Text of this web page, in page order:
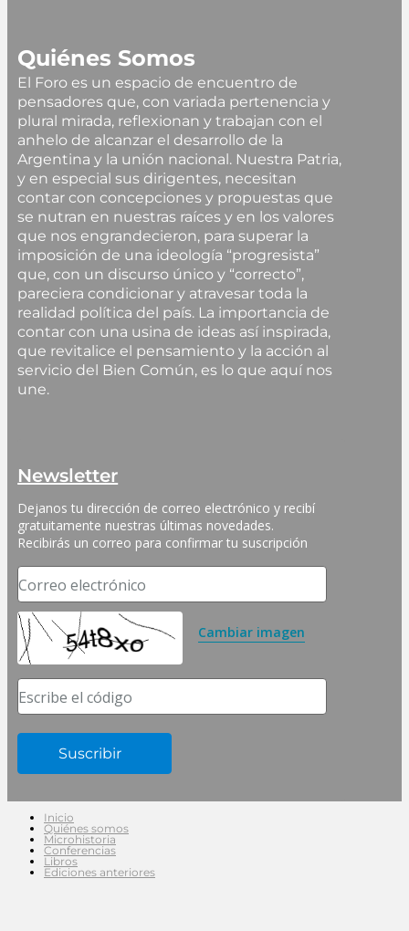
Quiénes Somos
El Foro es un espacio de encuentro de
pensadores que, con variada pertenencia y
plural mirada, reflexionan y trabajan con el
anhelo de alcanzar el desarrollo de la
Argentina y la unión nacional. Nuestra Patria,
y en especial sus dirigentes, necesitan
contar con concepciones y propuestas que
se nutran en nuestras raíces y en los valores
que nos engrandecieron, para superar la
imposición de una ideología “progresista”
que, con un discurso único y “correcto”,
pareciera condicionar y atravesar toda la
realidad política del país. La importancia de
contar con una usina de ideas así inspirada,
que revitalice el pensamiento y la acción al
servicio del Bien Común, es lo que aquí nos
une.
Newsletter
Dejanos tu dirección de correo electrónico y recibí
gratuitamente nuestras últimas novedades.
Recibirás un correo para confirmar tu suscripción
Correo electrónico
Cambiar imagen
Escribe el código
Inicio
Quiénes somos
Microhistoria
Conferencias
Libros
Ediciones anteriores